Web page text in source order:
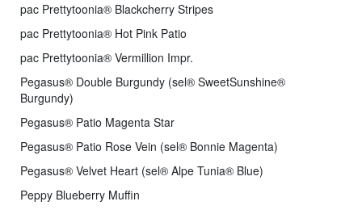
pac Prettytoonia® Blackcherry Stripes
pac Prettytoonia® Hot Pink Patio
pac Prettytoonia® Vermillion Impr.
Pegasus® Double Burgundy (sel® SweetSunshine®
Burgundy)
Pegasus® Patio Magenta Star
Pegasus® Patio Rose Vein (sel® Bonnie Magenta)
Pegasus® Velvet Heart (sel® Alpe Tunia® Blue)
Peppy Blueberry Muffin